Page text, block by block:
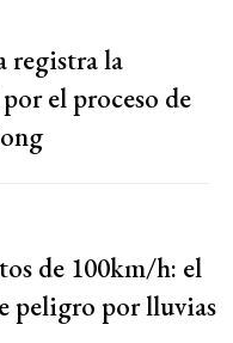
registra la
el proceso de
de 100km/h: el
peligro por lluvias